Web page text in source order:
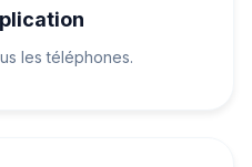
les téléphones.